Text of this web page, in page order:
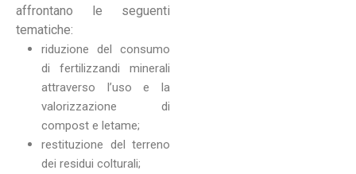
affrontano le seguenti
tematiche:
riduzione del consumo
di fertilizzandi minerali
attraverso l’uso e la
valorizzazione di
compost e letame;
restituzione del terreno
dei residui colturali;